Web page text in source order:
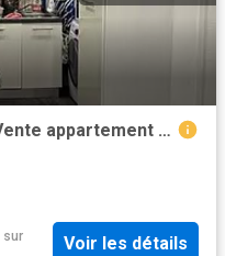
Marseille 1er 13001 Achat / Vente appartement 2 pièces t2 cave
sur
Voir les détails